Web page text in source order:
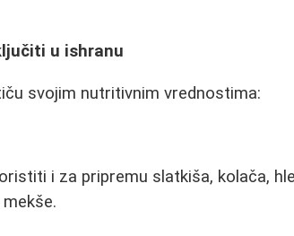
u ishranu
svojim nutritivnim vrednostima:
i za pripremu slatkiša, kolača,